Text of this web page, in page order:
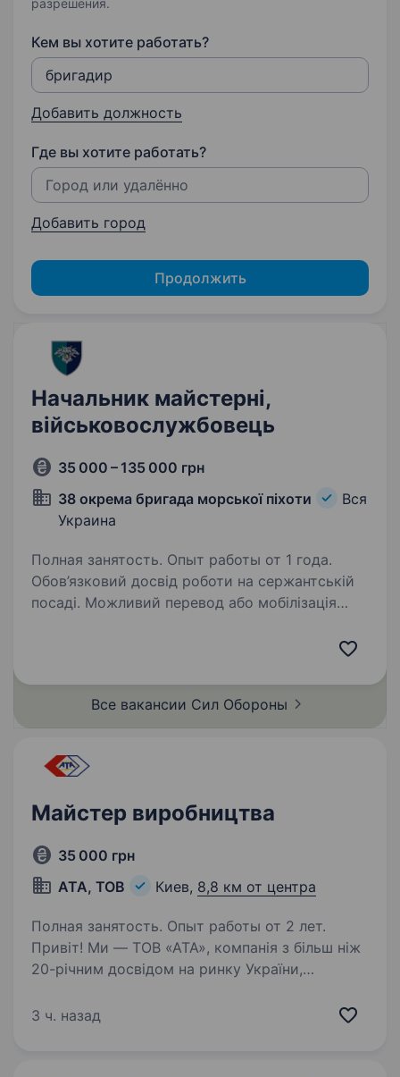
разрешения.
Кем вы хотите работать?
Добавить должность
Где вы хотите работать?
Добавить город
Продолжить
Начальник майстерні,
військовослужбовець
35 000 – 135 000 грн
38 окрема бригада морської піхоти
Вся
Украина
Полная занятость. Опыт работы от 1 года.
Обов’язковий досвід роботи на сержантській
посаді. Можливий перевод або мобілізація
Морських…
Все вакансии Сил Обороны
Майстер виробництва
35 000 грн
АТА, ТОВ
Киев, 8,8 км от центра
Полная занятость. Опыт работы от 2 лет.
Привіт! Ми — ТОВ «АТА», компанія з більш ніж
20-річним досвідом на ринку України,
високоякісних харчових продуктів. Наші
3 ч. назад